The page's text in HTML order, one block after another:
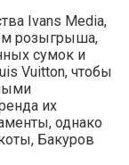
Ivans Media,
розыгрыша,
сумок и
Vuitton, чтобы
их
однако
Бакуров